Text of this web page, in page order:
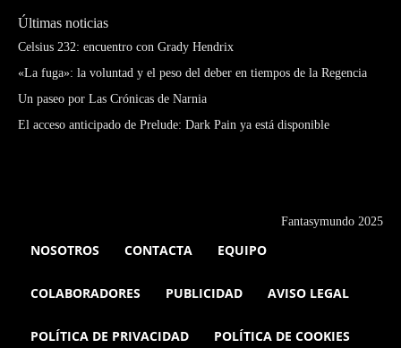
Últimas noticias
Celsius 232: encuentro con Grady Hendrix
«La fuga»: la voluntad y el peso del deber en tiempos de la Regencia
Un paseo por Las Crónicas de Narnia
El acceso anticipado de Prelude: Dark Pain ya está disponible
Fantasymundo 2025
NOSOTROS CONTACTA EQUIPO
COLABORADORES PUBLICIDAD AVISO LEGAL
POLÍTICA DE PRIVACIDAD POLÍTICA DE COOKIES